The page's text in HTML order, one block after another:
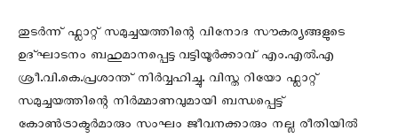
തുടർന്ന് ഫ്ലാറ്റ് സമുച്ചയത്തിന്റെ വിനോദ സൗകര്യങ്ങളുടെ
ഉദ്ഘാടനം ബഹുമാനപ്പെട്ട വട്ടിയൂർക്കാവ് എം.എൽ.എ
ശ്രീ.വി.കെ.പ്രശാന്ത് നിർവ്വഹിച്ചു. വിസ്ത റിയോ ഫ്ലാറ്റ്
സമുച്ചയത്തിന്റെ നിർമ്മാണവുമായി ബന്ധപ്പെട്ട്
കോൺട്രാക്ടർമാരും സംഘം ജീവനക്കാരും നല്ല രീതിയിൽ